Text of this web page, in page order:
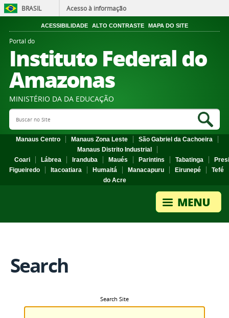
BRASIL Acesso à informação
ACESSIBILIDADE ALTO CONTRASTE MAPA DO SITE
Portal do
Instituto Federal do
Amazonas
MINISTÉRIO DA DA EDUCAÇÃO
Search Site
Manaus Centro Manaus Zona Leste
São Gabriel da Cachoeira
Manaus Distrito Industrial
Coari
Lábrea Iranduba Maués Parintins Tabatinga
Figueiredo
Itacoatiara Humaitá Manacapuru Eirunepé
Tefé
do Acre
Search
Search Site